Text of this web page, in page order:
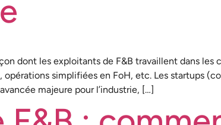
dont les exploitants de F&B travaillent dans les
simplifiées en FoH, etc. Les startups
majeure pour l’industrie, […]